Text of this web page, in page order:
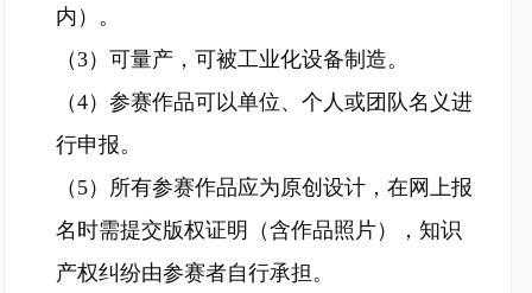
内）。
（3）可量产，可被工业化设备制造。
（4）参赛作品可以单位、个人或团队名义进
行申报。
（5）所有参赛作品应为原创设计，在网上报
名时需提交版权证明（含作品照片），知识
产权纠纷由参赛者自行承担。